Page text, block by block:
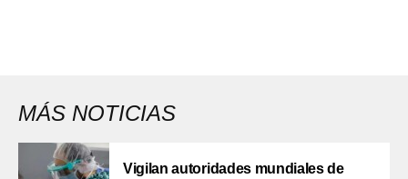
MÁS NOTICIAS
Vigilan autoridades mundiales de